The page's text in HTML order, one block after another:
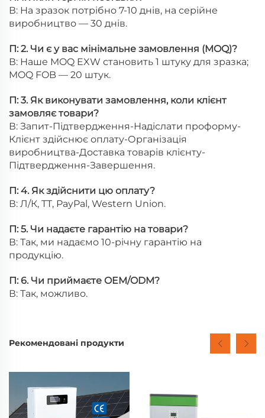
В: На зразок потрібно 7-10 днів, на серійне
виробництво — 30 днів.
П: 2. Чи є у вас мінімальне замовлення (MOQ)?
В: Наше MOQ EXW становить 1 штуку для зразка;
MOQ FOB — 20 штук.
П: 3. Як виконувати замовлення, коли клієнт
замовляє товари?
В: Запит-Підтвердження-Надіслати проформу-
Клієнт здійснює оплату-Організація
виробництва-Доставка товарів клієнту-
Підтвердження-Завершення.
П: 4. Як здійснити цю оплату?
В: Л/К, TT, PayPal, Western Union.
П: 5. Чи надаєте гарантію на товари?
В: Так, ми надаємо 10-річну гарантію на
продукцію.
П: 6. Чи приймаєте OEM/ODM?
В: Так, можливо.
Рекомендовані продукти